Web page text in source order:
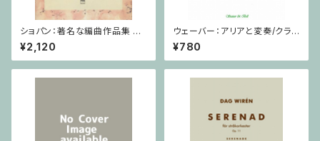
ショパン：著名な編曲作品集 第
2巻 / ヴァイオリン・ピアノ
¥2,120
ウェーバー：アリアと変奏/クラリ
ネット・ピアノ
¥780